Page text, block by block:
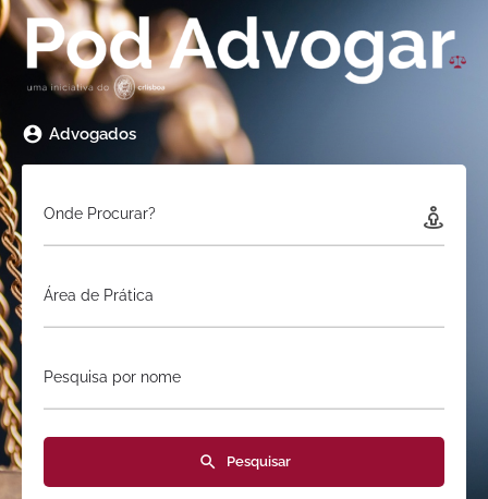
Advogados
Onde Procurar?
Área de Prática
Pesquisa por nome
Pesquisar